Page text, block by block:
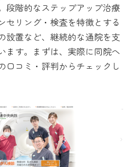
段階的なステップアップ治療
セリング・検査を特徴とする
設置など、継続的な通院を支
ます。まずは、実際に同院へ
口コミ・評判からチェックし